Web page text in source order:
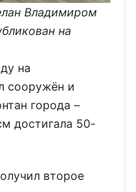
Владимиром
на
на
сооружён и
города –
достигала 50-
второе